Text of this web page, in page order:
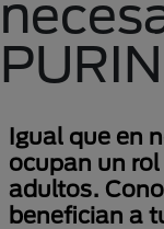
Igual que en
ocupan un
adultos.
benefician a